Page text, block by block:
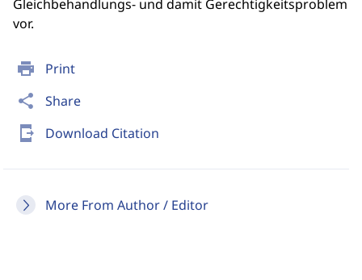
print Print
share Share
send_to_mobile Download Citation
More From Author / Editor
Gleichbehandlungs- und damit Gerechtigkeitsproblem
vor.